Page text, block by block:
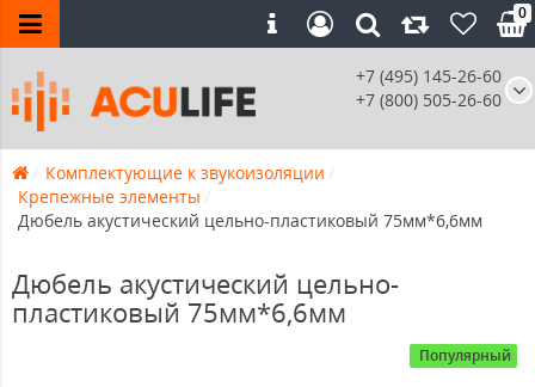
+7 (495) 145-26-60
+7 (800) 505-26-60
0
Комплектующие к звукоизоляции
Крепежные элементы
Дюбель акустический цельно-пластиковый 75мм*6,6мм
Дюбель акустический цельно-
пластиковый 75мм*6,6мм
Популярный